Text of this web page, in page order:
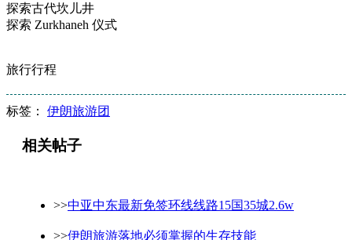
探索古代坎儿井
探索 Zurkhaneh 仪式
旅行行程
标签： 伊朗旅游团
相关帖子
>>中亚中东最新免签环线线路15国35城2.6w
>>伊朗旅游落地必须掌握的生存技能